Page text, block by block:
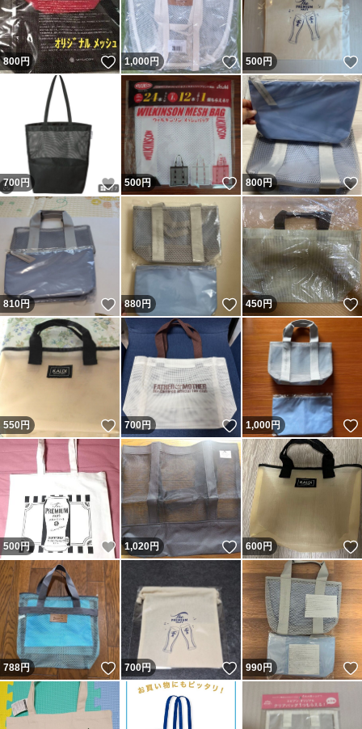
800円 いいね！
1,000円 いいね！
500円
700 円 いいね！
500円 いいね！
800円
810円 いいね！
880円 いいね！
450円
550円 いいね！
700円 いいね！
1,000円
500円 いいね！
1,020円 いいね！
600円
788円 いいね！
700円 いいね！
990円